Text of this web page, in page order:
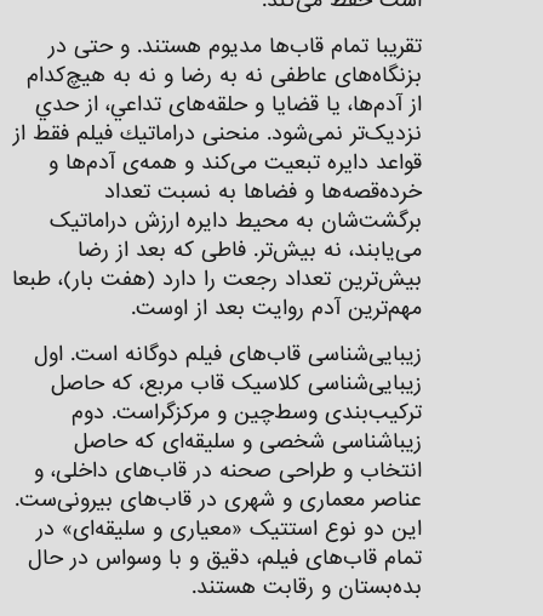
تقريبا تمام قاب‌ها مدیوم هستند. و حتی در
بزنگاه‌های عاطفی نه به رضا و نه به هیچ‌کدام
از آدم‌ها، يا قضايا و حلقه‌های تداعي، از حدي
نزدیک‌تر نمی‌شود. منحنی دراماتيك فيلم فقط از
قواعد دايره تبعيت می‌كند و همه‌ی‌ آدم‌ها و
خرده‌قصه‌ها و فضا‌ها به نسبت تعداد
برگشت‌شان به محیط دایره ارزش دراماتیک
می‌یابند، نه بيش‌تر. فاطی که بعد از رضا
بیش‌ترین تعداد رجعت را دارد (هفت بار)، طبعا
مهم‌ترین آدم روایت بعد از اوست.
زیبایی‌شناسی قاب‌های فيلم دوگانه است. اول
زیبایی‌شناسی کلاسیک قاب مربع، كه حاصل
تركيب‌بندی وسط‌چين و مركزگراست. دوم
زیباشناسی شخصی و سلیقه‌ای که حاصل
انتخاب و طراحی صحنه در قاب‌های داخلی، و
عناصر معماری و شهری در قاب‌های بيرونی‌ست.
این دو نوع استتیک «معياری و سليقه‌ای» در
تمام قاب‌های فیلم، دقیق و با وسواس در حال
بده‌بستان و رقابت هستند.